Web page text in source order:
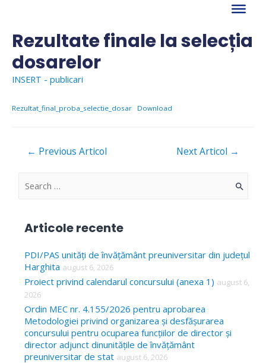
contentRezultate finale la selecția
dosarelor
INSERT - publicari
Rezultat_final_proba_selectie_dosar Download
Navigare
← Previous Articol Next Articol →
S
c
h
f
o
r
Articole recente
PDI/PAS unități de învățământ preuniversitar din județul
Harghita august 6, 2026
Proiect privind calendarul concursului (anexa 1) august 6,
2026
Ordin MEC nr. 4.155/2026 pentru aprobarea
Metodologiei privind organizarea și desfășurarea
concursului pentru ocuparea funcțiilor de director și
director adjunct dinunitățile de învățământ
preuniversitar de stat august 6, 2026